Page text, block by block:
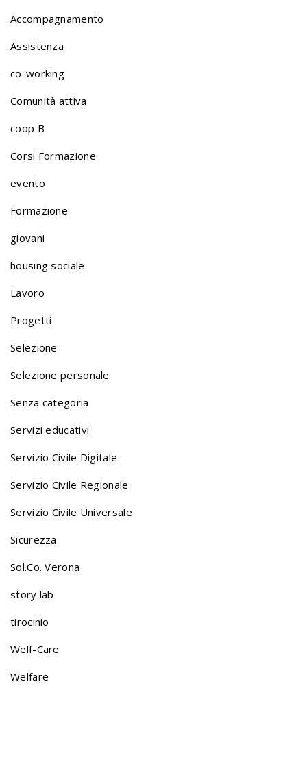
r
t
f
o
o
n
a
v
g
a
t
Accompagnamento
Assistenza
co-working
Comunità attiva
coop B
Corsi Formazione
evento
Formazione
giovani
housing sociale
Lavoro
Progetti
Selezione
Selezione personale
Senza categoria
Servizi educativi
Servizio Civile Digitale
Servizio Civile Regionale
Servizio Civile Universale
Sicurezza
Sol.Co. Verona
story lab
tirocinio
Welf-Care
Welfare